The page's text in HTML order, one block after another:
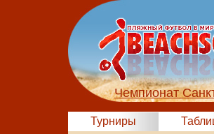
Чемпионат
Турниры